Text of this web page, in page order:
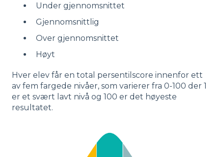
Under gjennomsnittet
Gjennomsnittlig
Over gjennomsnittet
Høyt
Hver elev får en total persentilscore innenfor ett
av fem fargede nivåer, som varierer fra 0-100 der 1
er et svært lavt nivå og 100 er det høyeste
resultatet.